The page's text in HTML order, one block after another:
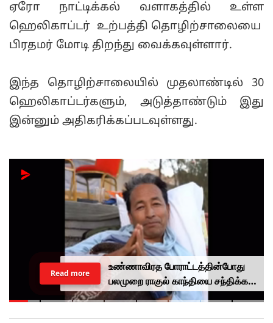
ஏரோ நாட்டிக்கல் வளாகத்தில் உள்ள
ஹெலிகாப்டர் உற்பத்தி தொழிற்சாலையை
பிரதமர் மோடி திறந்து வைக்கவுள்ளார்.
இந்த தொழிற்சாலையில் முதலாண்டில் 30
ஹெலிகாப்டர்களும், அடுத்தாண்டும் இது
இன்னும் அதிகரிக்கப்படவுள்ளது.
உண்ணாவிரத போராட்டத்தின்போது
பலமுறை ராகுல் காந்தியை சந்திக்க
முயன்றாரா சோனம் வாங்சுக்
Read more